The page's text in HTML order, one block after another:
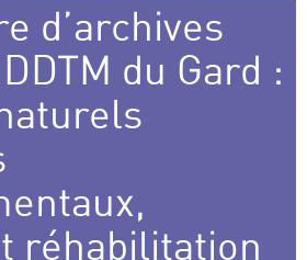
d’archives
du Gard :
réhabilitation